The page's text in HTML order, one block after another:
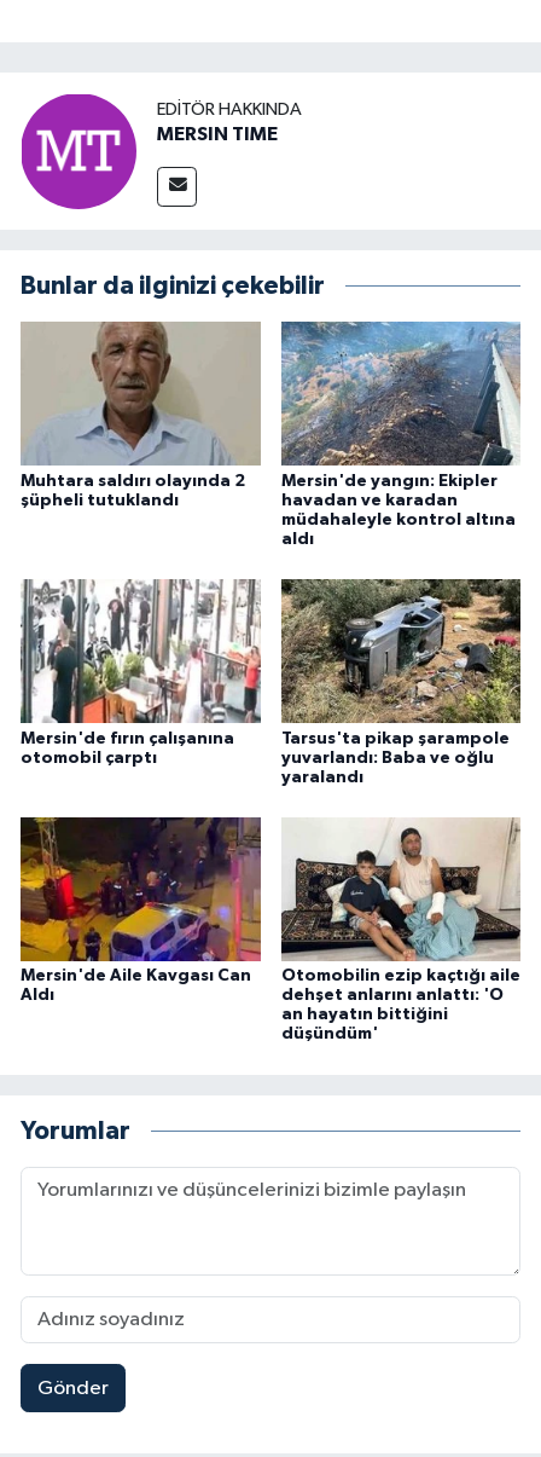
EDITÖR HAKKINDA
MERSIN TIME
Bunlar da ilginizi çekebilir
Muhtara saldırı olayında 2
şüpheli tutuklandı
Mersin'de yangın: Ekipler
havadan ve karadan
müdahaleyle kontrol altına
aldı
Mersin'de fırın çalışanına
otomobil çarptı
Tarsus'ta pikap şarampole
yuvarlandı: Baba ve oğlu
yaralandı
Mersin'de Aile Kavgası Can
Aldı
Otomobilin ezip kaçtığı aile
dehşet anlarını anlattı: 'O
an hayatın bittiğini
düşündüm'
Yorumlar
Gönder